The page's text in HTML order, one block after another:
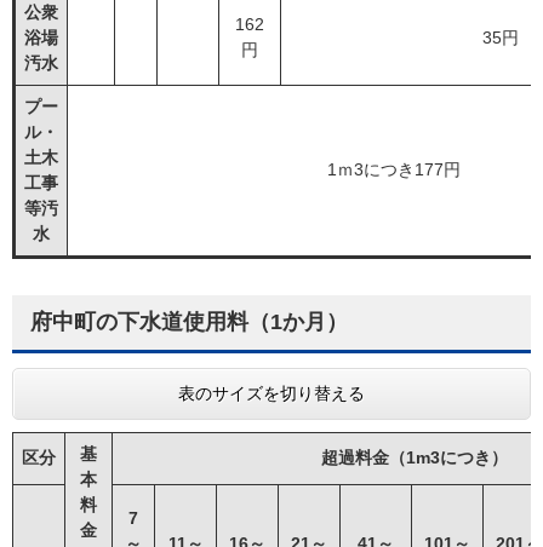
公衆
浴場
汚水
162
円
35円
プー
ル・
土木
工事
等汚
水
1ｍ3につき177円
府中町の下水道使用料（1か月）
表のサイズを切り替える
区分
基
本
料
金
超過料金（1m3につき）
7
～
11～ 16～ 21～ 41～ 101～ 201～